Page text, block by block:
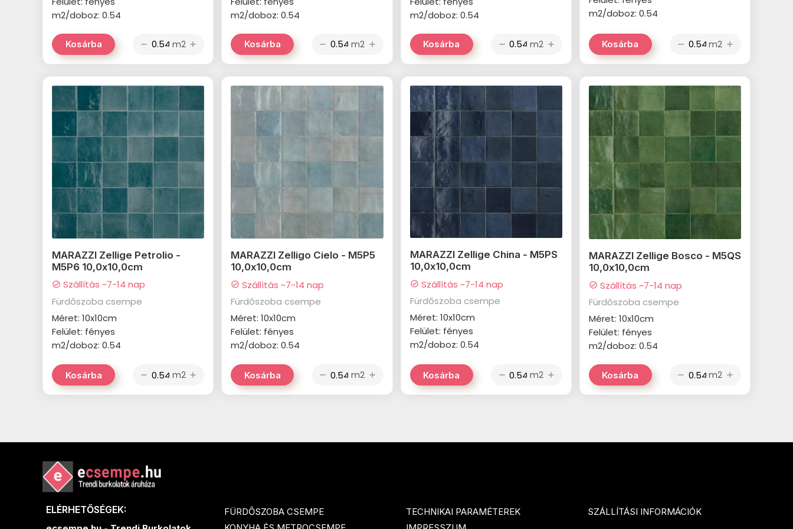
m2/doboz: 0.54
Kosárba remove m2 add
m2/doboz: 0.54
Kosárba remove m2 add
m2/doboz: 0.54
Kosárba remove m2 add
m2/doboz: 0.54
Kosárba remove m2 add
MARAZZI Zellige Petrolio -
M5P6 10,0x10,0cm
check_circle Szállítás ~7-14 nap
Fürdőszoba csempe
Méret: 10x10cm
Felület: fényes
m2/doboz: 0.54
Kosárba remove m2 add
MARAZZI Zelligo Cielo - M5P5
10,0x10,0cm
check_circle Szállítás ~7-14 nap
Fürdőszoba csempe
Méret: 10x10cm
Felület: fényes
m2/doboz: 0.54
Kosárba remove m2 add
MARAZZI Zellige China - M5PS
10,0x10,0cm
check_circle Szállítás ~7-14 nap
Fürdőszoba csempe
Méret: 10x10cm
Felület: fényes
m2/doboz: 0.54
Kosárba remove m2 add
MARAZZI Zellige Bosco - M5QS
10,0x10,0cm
check_circle Szállítás ~7-14 nap
Fürdőszoba csempe
Méret: 10x10cm
Felület: fényes
m2/doboz: 0.54
Kosárba remove m2 add
ELÉRHETŐSÉGEK:
FÜRDŐSZOBA CSEMPE
TECHNIKAI PARAMÉTEREK
SZÁLLÍTÁSI INFORMÁCIÓK